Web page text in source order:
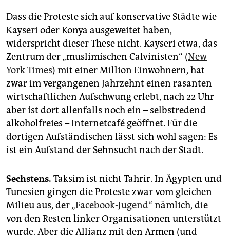
Dass die Proteste sich auf konservative Städte wie
Kayseri oder Konya ausgeweitet haben,
widerspricht dieser These nicht. Kayseri etwa, das
Zentrum der „muslimischen Calvinisten“ (New
York Times) mit einer Million Einwohnern, hat
zwar im vergangenen Jahrzehnt einen rasanten
wirtschaftlichen Aufschwung erlebt, nach 22 Uhr
aber ist dort allenfalls noch ein – selbstredend
alkoholfreies – Internetcafé geöffnet. Für die
dortigen Aufständischen lässt sich wohl sagen: Es
ist ein Aufstand der Sehnsucht nach der Stadt.
Sechstens. Taksim ist nicht Tahrir. In Ägypten und
Tunesien gingen die Proteste zwar vom gleichen
Milieu aus, der„Facebook-Jugend“ nämlich, die
von den Resten linker Organisationen unterstützt
wurde. Aber die Allianz mit den Armen (und